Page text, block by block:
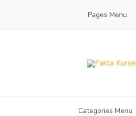
Pages Menu
Categories Menu